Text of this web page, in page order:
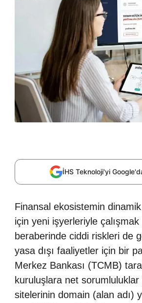
İHS Teknoloji'yi
Finansal ekosistemin
için yeni işyerleriyle
beraberinde ciddi riskleri de
yasa dışı faaliyetler için bir
Merkez Bankası (TCMB)
kuruluşlara net
sitelerinin domain (alan adı)